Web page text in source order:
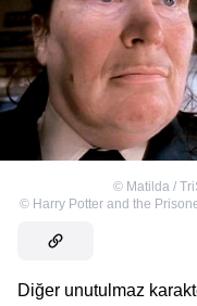
© Matilda /
© Harry Potter and the
Diğer unutulmaz